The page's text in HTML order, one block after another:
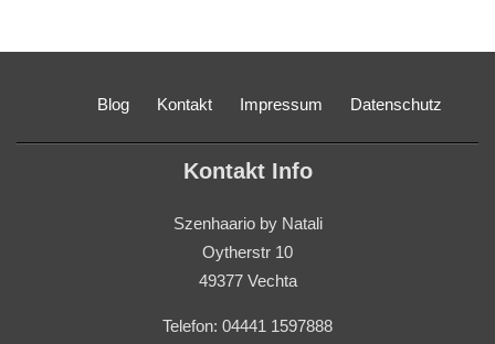
Blog Kontakt Impressum Datenschutz
Kontakt Info
Szenhaario by Natali
Oytherstr 10
49377 Vechta
Telefon: 04441 1597888